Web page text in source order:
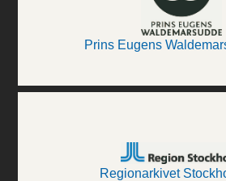
Prins Eugens
Regionarkivet